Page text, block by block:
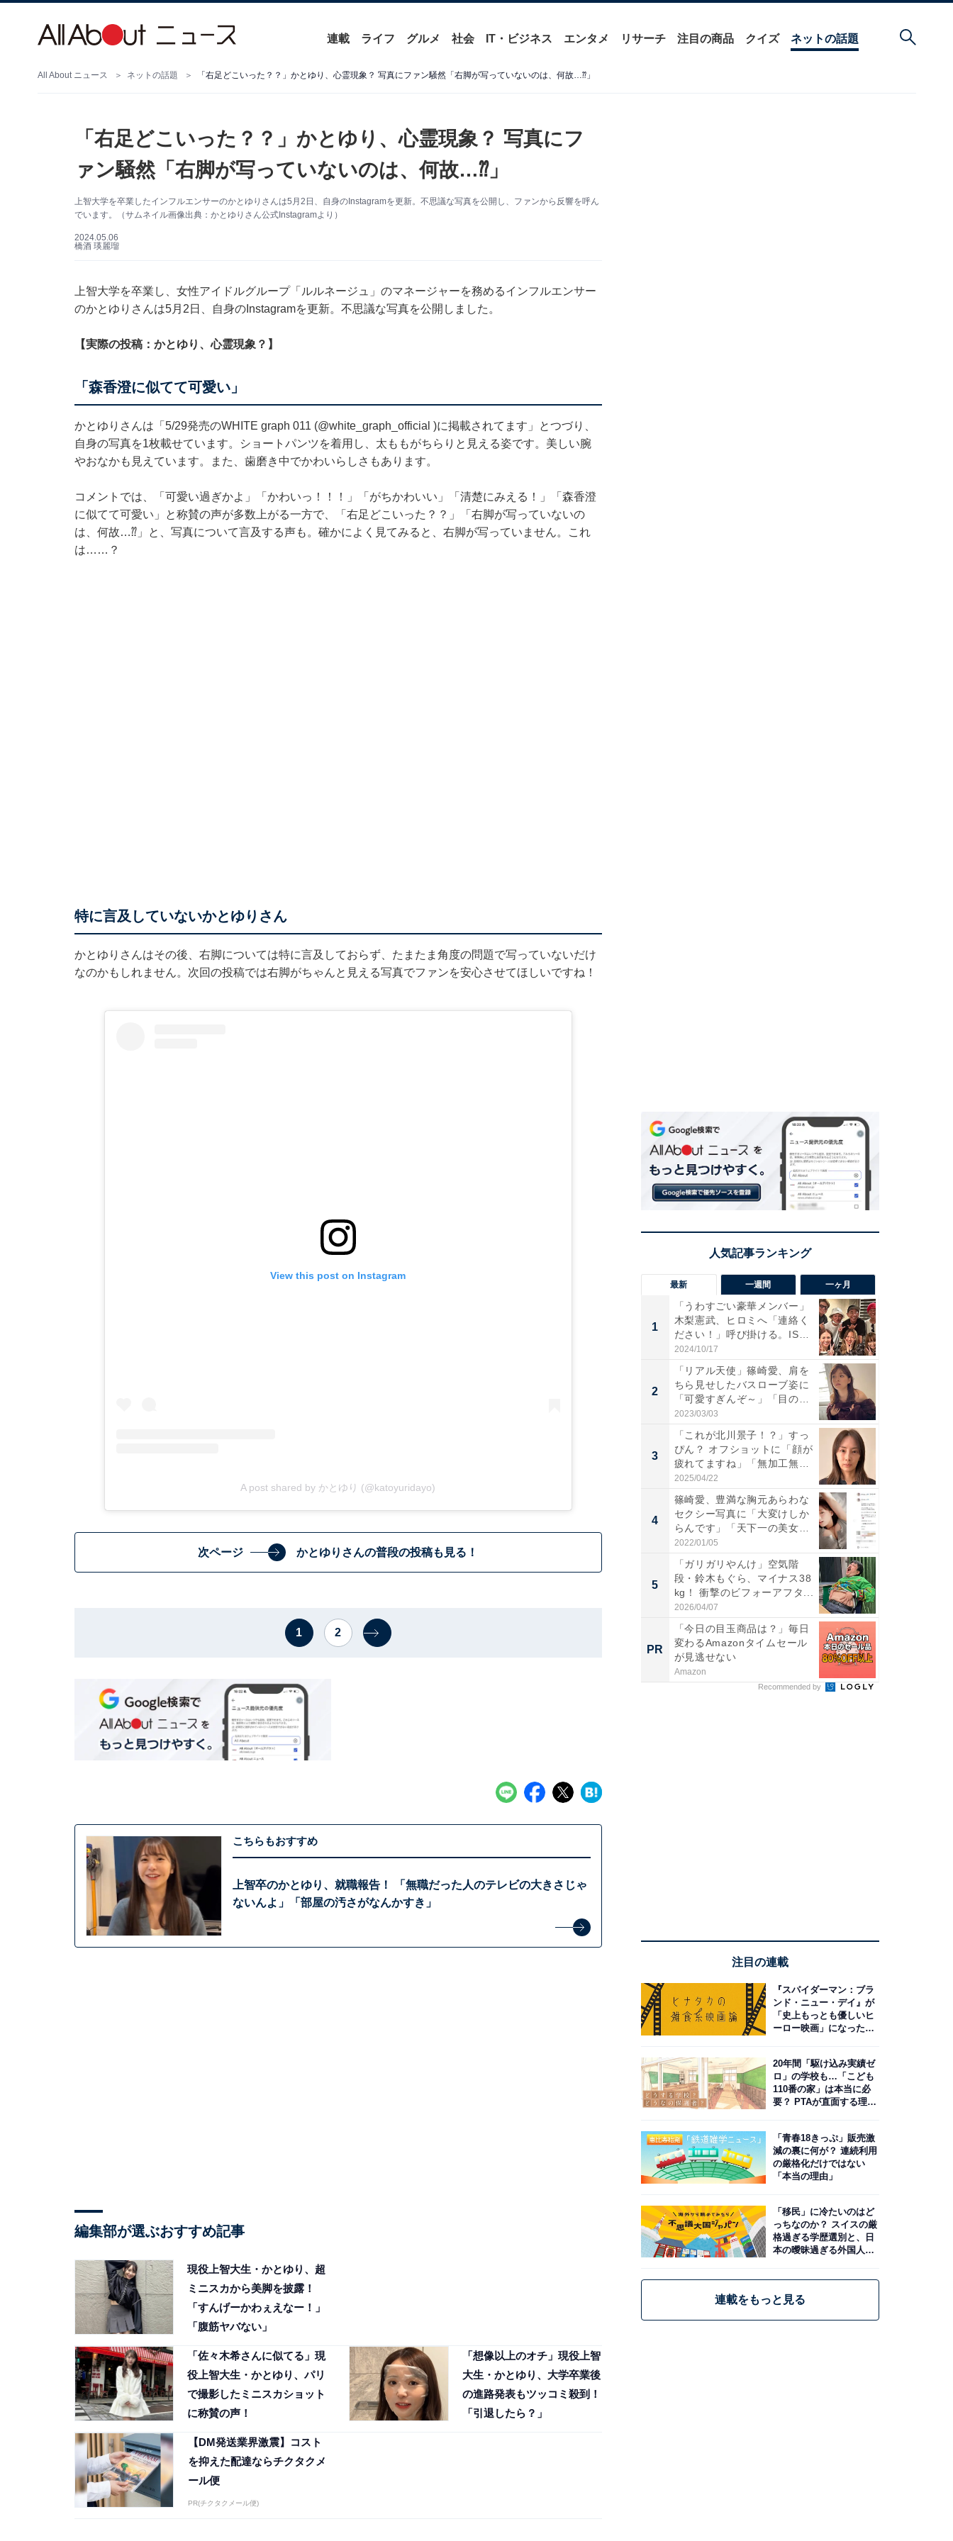
連載 ライフ グルメ 社会 IT・ビジネス エンタメ リサーチ 注目の商品 クイズ ネットの話題
All About ニュース ネットの話題 「右足どこいった？？」かとゆり、心霊現象？ 写真にファン騒然「右脚が写っていないのは、何故…⁇」
「右足どこいった？？」かとゆり、心霊現象？ 写真にフ
ァン騒然「右脚が写っていないのは、何故…⁇」
上智大学を卒業したインフルエンサーのかとゆりさんは5月2日、自身のInstagramを更新。不思議な写真を公開し、ファンから反響を呼ん
でいます。（サムネイル画像出典：かとゆりさん公式Instagramより）
2024.05.06
橋酒 瑛麗瑠
上智大学を卒業し、女性アイドルグループ「ルルネージュ」のマネージャーを務めるインフルエンサー
のかとゆりさんは5月2日、自身のInstagramを更新。不思議な写真を公開しました。
【実際の投稿：かとゆり、心霊現象？】
「森香澄に似てて可愛い」
かとゆりさんは「5/29発売のWHITE graph 011 (@white_graph_official )に掲載されてます」とつづり、
自身の写真を1枚載せています。ショートパンツを着用し、太ももがちらりと見える姿です。美しい腕
やおなかも見えています。また、歯磨き中でかわいらしさもあります。
コメントでは、「可愛い過ぎかよ」「かわいっ！！！」「がちかわいい」「清楚にみえる！」「森香澄
に似てて可愛い」と称賛の声が多数上がる一方で、「右足どこいった？？」「右脚が写っていないの
は、何故…⁇」と、写真について言及する声も。確かによく見てみると、右脚が写っていません。これ
は……？
特に言及していないかとゆりさん
かとゆりさんはその後、右脚については特に言及しておらず、たまたま角度の問題で写っていないだけ
なのかもしれません。次回の投稿では右脚がちゃんと見える写真でファンを安心させてほしいですね！
View this post on Instagram
A post shared by かとゆり (@katoyuridayo)
次ページ かとゆりさんの普段の投稿も見る！
1 2
こちらもおすすめ
上智卒のかとゆり、就職報告！ 「無職だった人のテレビの大きさじゃ
ないんよ」「部屋の汚さがなんかすき」
編集部が選ぶおすすめ記事
現役上智大生・かとゆり、超
ミニスカから美脚を披露！
「すんげーかわぇえなー！」
「腹筋ヤバない」
「佐々木希さんに似てる」現
役上智大生・かとゆり、パリ
で撮影したミニスカショット
に称賛の声！
「想像以上のオチ」現役上智
大生・かとゆり、大学卒業後
の進路発表もツッコミ殺到！
「引退したら？」
【DM発送業界激震】コスト
を抑えた配達ならチクタクメ
ール便
PR(チクタクメール便)
最新 一週間 一ヶ月
1
「うわすごい豪華メンバー」
木梨憲武、ヒロミへ「連絡く
ださい！」呼び掛ける。IS
S...
2024/10/17
2
「リアル天使」篠崎愛、肩を
ちら見せしたバスローブ姿に
「可愛すぎんぞ～」「目の表
情...
2023/03/03
3
「これが北川景子！？」すっ
ぴん？ オフショットに「顔が
疲れてますね」「無加工無
表...
2025/04/22
4
篠崎愛、豊満な胸元あらわな
セクシー写真に「大変けしか
らんです」「天下一の美女で
す...
2022/01/05
5
「ガリガリやんけ」空気階
段・鈴木もぐら、マイナス38
kg！ 衝撃のビフォーアフタ...
2026/04/07
PR
「今日の目玉商品は？」毎日
変わるAmazonタイムセール
が見逃せない
Amazon
Recommended by
注目の連載
『スパイダーマン：ブラ
ンド・ニュー・デイ』が
「史上もっとも優しいヒ
ーロー映画」になった理
20年間「駆け込み実績ゼ
ロ」の学校も…「こども
110番の家」は本当に必
要？ PTAが直面する理想
「青春18きっぷ」販売激
減の裏に何が？ 連続利用
の厳格化だけではない
「本当の理由」
「移民」に冷たいのはど
っちなのか？ スイスの厳
格過ぎる学歴選別と、日
本の曖昧過ぎる外国人政
連載をもっと見る